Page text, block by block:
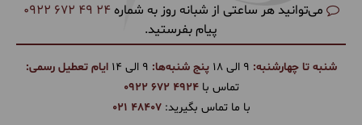
می‌توانید هر ساعتی از شبانه روز به شماره 0922 672 49 24
پیام بفرستید.
شنبه تا چهارشنبه: پنج شنبه‌ها:
ایام تعطیل رسمی:
تماس با0922 672 4924
با ما تماس بگیرید:021 48407